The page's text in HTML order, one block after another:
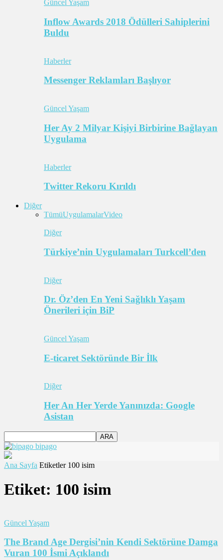
Güncel Yaşam
Inflow Awards 2018 Ödülleri Sahiplerini
Buldu
Haberler
Messenger Reklamları Başlıyor
Güncel Yaşam
Her Ay 2 Milyar Kişiyi Birbirine Bağlayan
Uygulama
Haberler
Twitter Rekoru Kırıldı
Diğer
TümüUygulamalarVideo
Diğer
Türkiye’nin Uygulamaları Turkcell’den
Diğer
Dr. Öz’den En Yeni Sağlıklı Yaşam
Önerileri için BiP
Güncel Yaşam
E-ticaret Sektöründe Bir İlk
Diğer
Her An Her Yerde Yanınızda: Google
Asistan
bipago
Ana Sayfa Etiketler 100 isim
Etiket: 100 isim
Güncel Yaşam
The Brand Age Dergisi’nin Kendi Sektörüne Damga
Vuran 100 İsmi Açıklandı